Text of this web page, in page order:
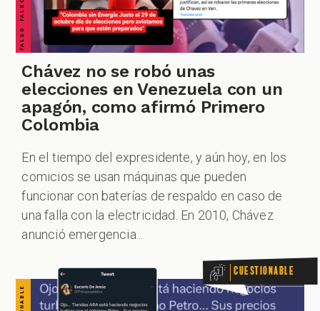
Chávez no se robó unas
elecciones en Venezuela con un
apagón, como afirmó Primero
Colombia
En el tiempo del expresidente, y aún hoy, en los
comicios se usan máquinas que pueden
funcionar con baterías de respaldo en caso de
una falla con la electricidad. En 2010, Chávez
anunció emergencia...
CUESTIONABLE CUESTIONABLE CUESTIONABLE CUESTIONABLE CUESTIONABLE CUESTIONABLE CUESTIONABLE Cuestionable